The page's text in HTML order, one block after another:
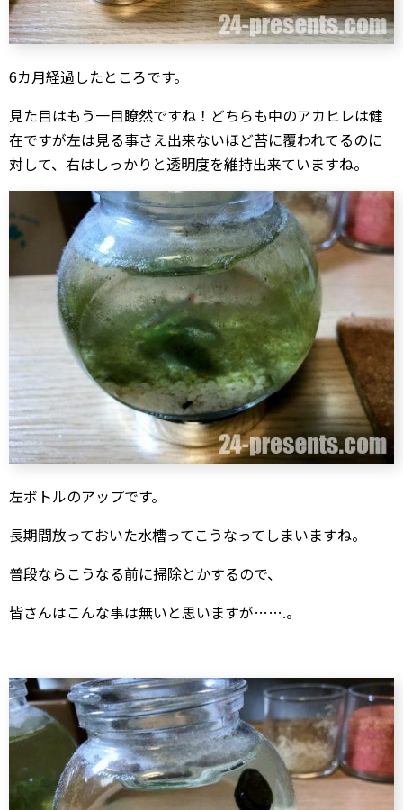
6カ月経過したところです。
見た目はもう一目瞭然ですね！どちらも中のアカヒレは健
在ですが左は見る事さえ出来ないほど苔に覆われてるのに
対して、右はしっかりと透明度を維持出来ていますね。
左ボトルのアップです。
長期間放っておいた水槽ってこうなってしまいますね。
普段ならこうなる前に掃除とかするので、
皆さんはこんな事は無いと思いますが…….。